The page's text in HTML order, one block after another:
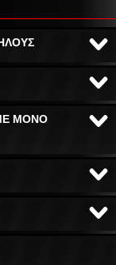
ΜΟΝΟ